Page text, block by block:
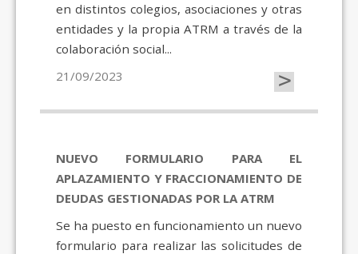
en distintos colegios, asociaciones y otras
entidades y la propia ATRM a través de la
colaboración social...
21/09/2023
>
NUEVO FORMULARIO PARA EL
APLAZAMIENTO Y FRACCIONAMIENTO DE
DEUDAS GESTIONADAS POR LA ATRM
Se ha puesto en funcionamiento un nuevo
formulario para realizar las solicitudes de